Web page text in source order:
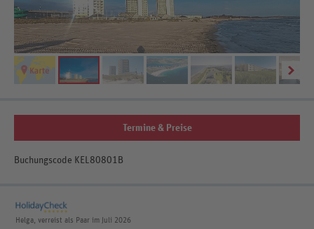
Termine & Preise
Buchungscode KEL80801B
Helga, verreist als Paar im Juli 2026